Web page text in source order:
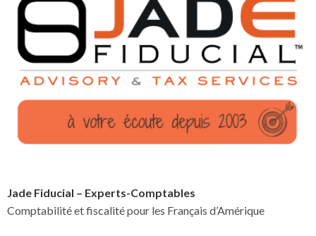
Jade Fiducial – Experts-Comptables
Comptabilité et fiscalité pour les Français d’Amérique